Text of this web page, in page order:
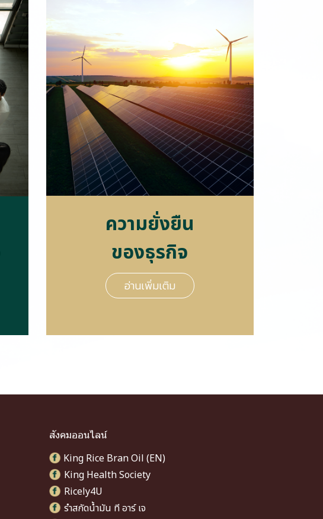
ความยั่งยืน
ของธุรกิจ
อ่านเพิ่มเติม
สังคมออนไลน์
King Rice Bran Oil (EN)
King Health Society
Ricely4U
รำสกัดน้ำมัน ที อาร์ เจ